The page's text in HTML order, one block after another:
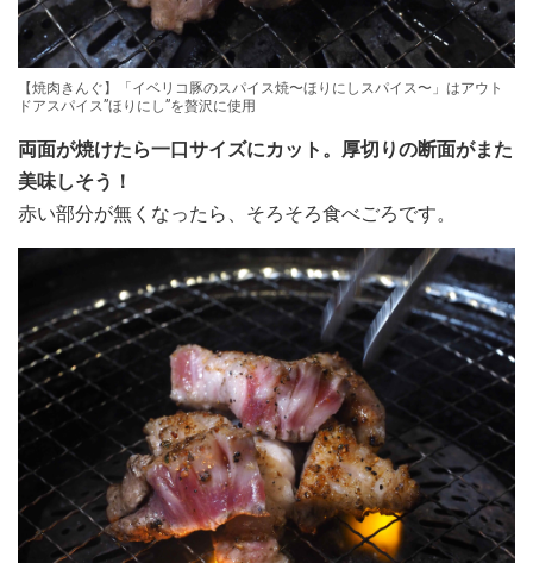
【焼肉きんぐ】「イベリコ豚のスパイス焼〜ほりにしスパイス〜」はアウト
ドアスパイス”ほりにし”を贅沢に使用
両面が焼けたら一口サイズにカット。厚切りの断面がまた
美味しそう！
赤い部分が無くなったら、そろそろ食べごろです。